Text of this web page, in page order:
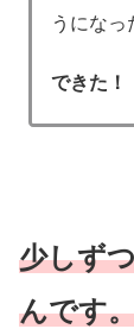
うになっ
できた！
少しず
んです